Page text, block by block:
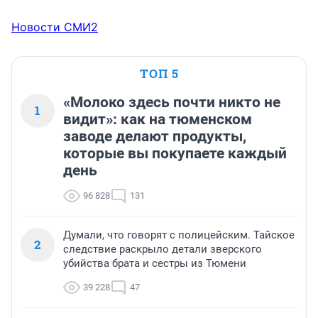
Новости СМИ2
ТОП 5
1
«Молоко здесь почти никто не
видит»: как на тюменском
заводе делают продукты,
которые вы покупаете каждый
день
96 828 131
2
Думали, что говорят с полицейским. Тайское
следствие раскрыло детали зверского
убийства брата и сестры из Тюмени
39 228 47